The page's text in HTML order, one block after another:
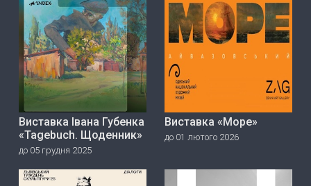
Виставка Івана Губенка
«Tagebuch. Щоденник»
до 05 грудня 2025
Виставка «Море»
до 01 лютого 2026